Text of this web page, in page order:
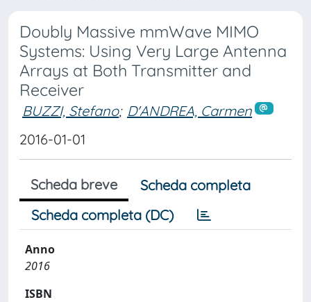
Doubly Massive mmWave MIMO
Systems: Using Very Large Antenna
Arrays at Both Transmitter and
Receiver
BUZZI, Stefano; D'ANDREA, Carmen
2016-01-01
Scheda breve
Scheda completa
Scheda completa (DC)
Anno
2016
ISBN